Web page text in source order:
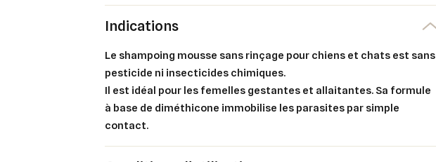
Indications
Le shampoing mousse sans rinçage pour chiens et chats est sans
pesticide ni insecticides chimiques.
Il est idéal pour les femelles gestantes et allaitantes. Sa formule
à base de diméthicone immobilise les parasites par simple
contact.